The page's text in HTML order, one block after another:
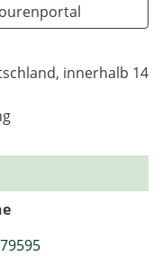
innerhalb 14